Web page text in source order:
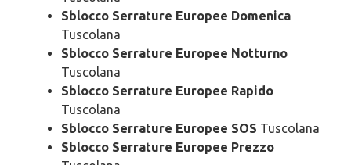
Sblocco Serrature Europee Domenica
Tuscolana
Sblocco Serrature Europee Notturno
Tuscolana
Sblocco Serrature Europee Rapido
Tuscolana
Sblocco Serrature Europee SOS Tuscolana
Sblocco Serrature Europee Prezzo